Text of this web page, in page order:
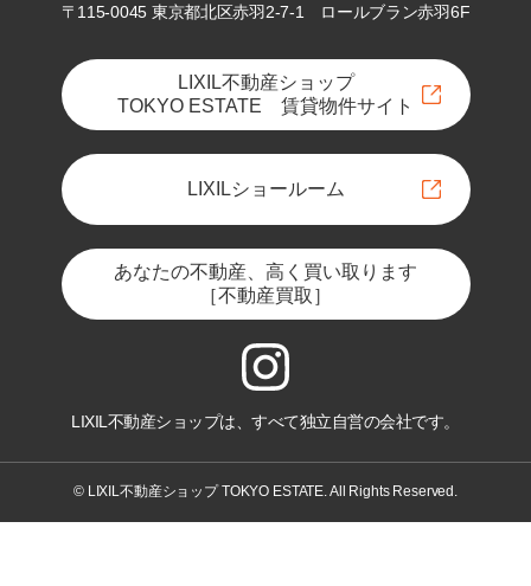
〒115-0045 東京都北区赤羽2-7-1
ロールブラン赤羽6F
LIXIL不動産ショップ
TOKYO ESTATE 賃貸物件サイト
LIXILショールーム
あなたの不動産、高く買い取ります
［不動産買取］
LIXIL不動産ショップは、すべて独立自営の会社です。
© LIXIL不動産ショップ TOKYO ESTATE. All Rights Reserved.